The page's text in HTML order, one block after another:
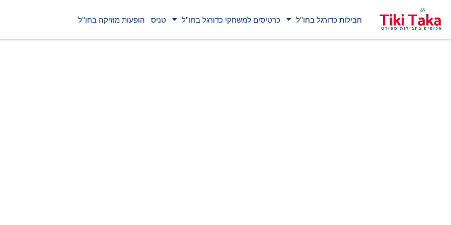
חבילות כדורגל בחו"ל כרטיסים למשחקי כדורגל בחו"ל טניס הופעות מוזיקה בחו"ל